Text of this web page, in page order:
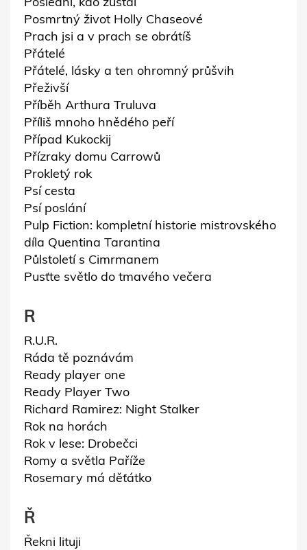
Posmrtný život Holly Chaseové
Prach jsi a v prach se obrátíš
Přátelé
Přátelé, lásky a ten ohromný průšvih
Přeživší
Příběh Arthura Truluva
Příliš mnoho hnědého peří
Případ Kukockij
Přízraky domu Carrowů
Prokletý rok
Psí cesta
Psí poslání
Pulp Fiction: kompletní historie mistrovského
díla Quentina Tarantina
Půlstoletí s Cimrmanem
Pusťte světlo do tmavého večera
R
R.U.R.
Ráda tě poznávám
Ready player one
Ready Player Two
Richard Ramirez: Night Stalker
Rok na horách
Rok v lese: Drobečci
Romy a světla Paříže
Rosemary má děťátko
Ř
Řekni lituji